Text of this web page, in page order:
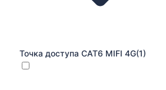
Точка доступа CAT6 MIFI 4G(1)